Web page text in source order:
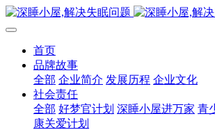
首页
品牌故事
全部 企业简介 发展历程 企业文化
社会责任
全部 好梦官计划 深睡小屋进万家 青
康关爱计划